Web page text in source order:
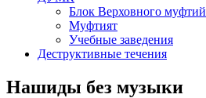
Блок Верховного муфтий
Муфтият
Учебные заведения
Деструктивные течения
Нашиды без музыки